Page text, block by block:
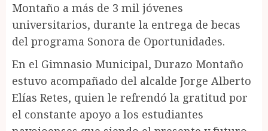
Montaño a más de 3 mil jóvenes
universitarios, durante la entrega de becas
del programa Sonora de Oportunidades.
En el Gimnasio Municipal, Durazo Montaño
estuvo acompañado del alcalde Jorge Alberto
Elías Retes, quien le refrendó la gratitud por
el constante apoyo a los estudiantes